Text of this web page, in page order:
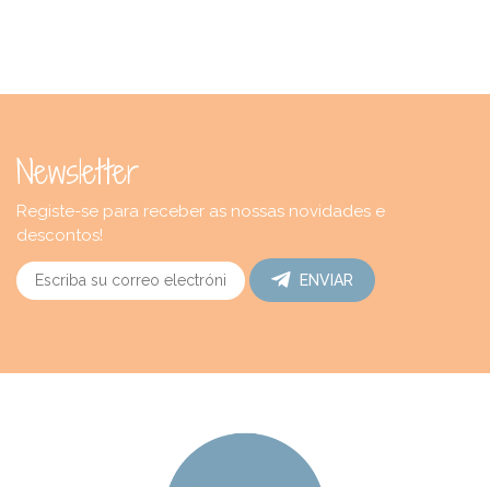
Newsletter
Registe-se para receber as nossas novidades e
descontos!
ENVIAR